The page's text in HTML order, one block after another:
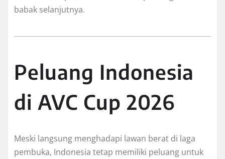
babak selanjutnya.
Peluang Indonesia
di AVC Cup 2026
Meski langsung menghadapi lawan berat di laga
pembuka, Indonesia tetap memiliki peluang untuk